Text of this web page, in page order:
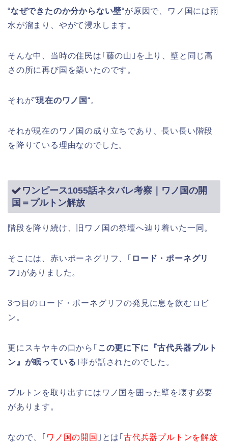
“なぜできたのか分からない壁“が原因で、ワノ国には雨
水が溜まり、やがて浸水します。
そんな中、当時の住民は｢藤の山｣を上り、壁と同じ高
さの所に再び国を築いたのです。
それが”現在のワノ国“。
それが現在のワノ国の成り立ちであり、長い長い階段
を降りている理由なのでした。
ワンピース1055話ネタバレ考察｜ワノ国の開
国＝プルトン解放
階段を降り続け、旧ワノ国の祭壇へ辿り着いた一同。
そこには、赤いポーネグリフ、｢ ロード・ポーネグリ
フ ｣がありました。
3つ目のロード・ポーネグリフの発見に息を飲むロビ
ン。
更にスキヤキの口から｢ この更に下に『古代兵器プルト
ン』が眠っている ｣事が話されたのでした。
プルトンを取り出すにはワノ国を囲った壁を壊す必要
があります。
なので、｢ ワノ国の開国 ｣とは｢古代兵器プルトンを解放